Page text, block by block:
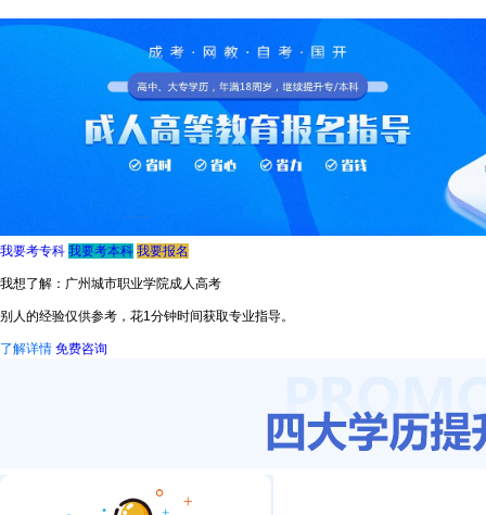
招生简章 报考指南
我要考专科 我要考本科 我要报名
我想了解：广州城市职业学院成人高考
别人的经验仅供参考，花1分钟时间获取专业指导。
了解详情 免费咨询